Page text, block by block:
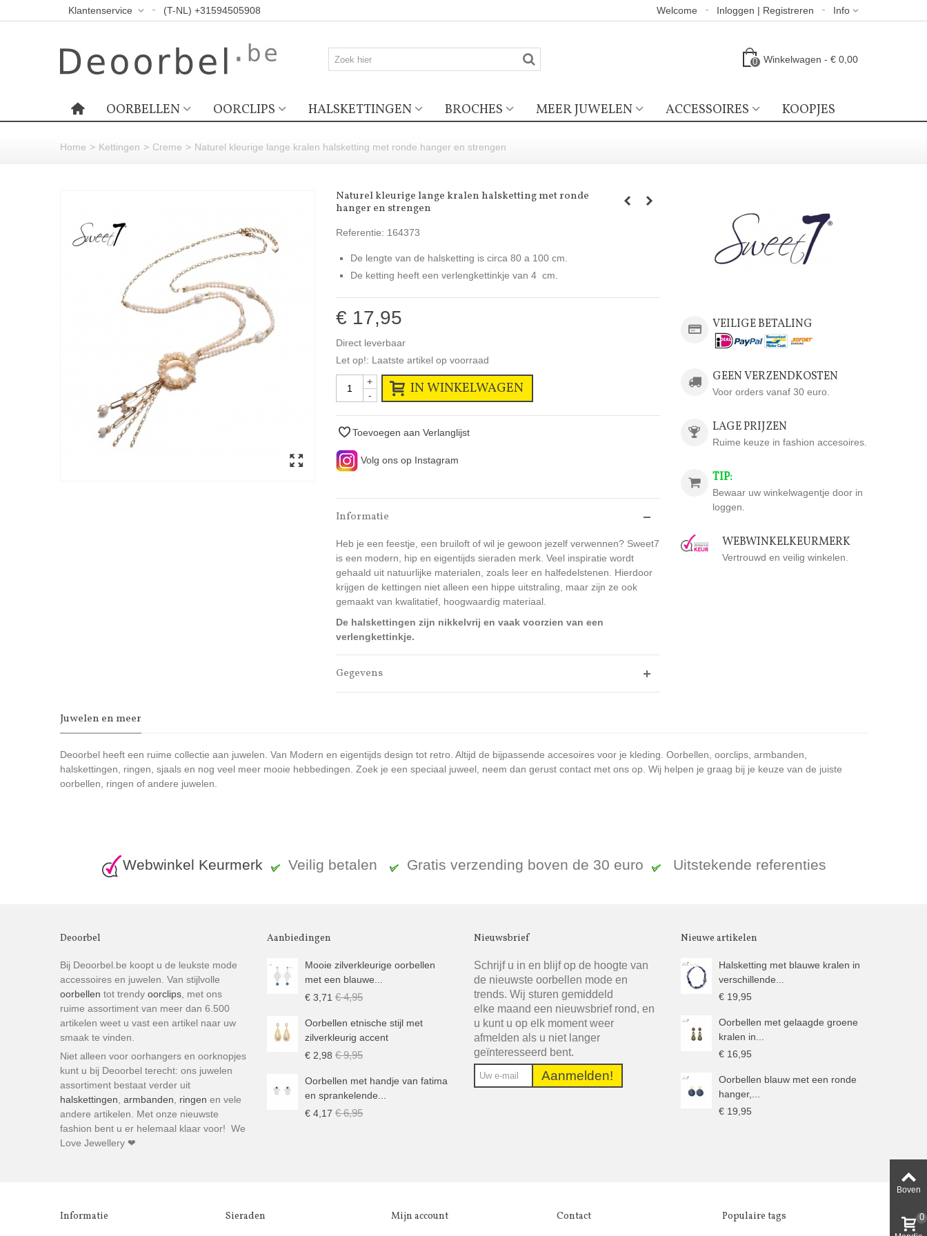
Klantenservice (T-NL) +31594505908 Info
Inloggen | Registreren
Welcome
0 Winkelwagen - € 0,00
OORBELLEN OORCLIPS HALSKETTINGEN BROCHES MEER JUWELEN ACCESSOIRES KOOPJES
Home > Kettingen > Creme > Naturel kleurige lange kralen halsketting met ronde hanger en strengen
Naturel kleurige lange kralen halsketting met ronde
hanger en strengen
Referentie: 164373
De lengte van de halsketting is circa 80 a 100 cm.
De ketting heeft een verlengkettinkje van 4 cm.
€ 17,95
Direct leverbaar
Let op!: Laatste artikel op voorraad
-
+ IN WINKELWAGEN
Toevoegen aan Verlanglijst
Volg ons op Instagram
Informatie
Heb je een feestje, een bruiloft of wil je gewoon jezelf verwennen? Sweet7
is een modern, hip en eigentijds sieraden merk. Veel inspiratie wordt
gehaald uit natuurlijke materialen, zoals leer en halfedelstenen. Hierdoor
krijgen de kettingen niet alleen een hippe uitstraling, maar zijn ze ook
gemaakt van kwalitatief, hoogwaardig materiaal.
De halskettingen zijn nikkelvrij en vaak voorzien van een
verlengkettinkje.
Gegevens
VEILIGE BETALING
GEEN VERZENDKOSTEN
Voor orders vanaf 30 euro.
LAGE PRIJZEN
Ruime keuze in fashion accesoires.
TIP:
Bewaar uw winkelwagentje door in
loggen.
WEBWINKELKEURMERK
Vertrouwd en veilig winkelen.
Juwelen en meer
Deoorbel heeft een ruime collectie aan juwelen. Van Modern en eigentijds design tot retro. Altijd de bijpassende accesoires voor je kleding. Oorbellen, oorclips, armbanden,
halskettingen, ringen, sjaals en nog veel meer mooie hebbedingen. Zoek je een speciaal juweel, neem dan gerust contact met ons op. Wij helpen je graag bij je keuze van de juiste
oorbellen, ringen of andere juwelen.
Webwinkel Keurmerk Veilig betalen Gratis verzending boven de 30 euro Uitstekende referenties
Deoorbel
Bij Deoorbel.be koopt u de leukste mode
accessoires en juwelen. Van stijlvolle
oorbellen tot trendy oorclips, met ons
ruime assortiment van meer dan 6.500
artikelen weet u vast een artikel naar uw
smaak te vinden.
Niet alleen voor oorhangers en oorknopjes
kunt u bij Deoorbel terecht: ons juwelen
assortiment bestaat verder uit
halskettingen, armbanden, ringen en vele
andere artikelen. Met onze nieuwste
fashion bent u er helemaal klaar voor! We
Love Jewellery ❤
Aanbiedingen
Mooie zilverkleurige oorbellen
met een blauwe...
€ 3,71 € 4,95
Oorbellen etnische stijl met
zilverkleurig accent
€ 2,98 € 9,95
Oorbellen met handje van fatima
en sprankelende...
€ 4,17 € 6,95
Nieuwsbrief
Schrijf u in en blijf op de hoogte van
de nieuwste oorbellen mode en
trends. Wij sturen gemiddeld
elke maand een nieuwsbrief rond, en
u kunt u op elk moment weer
afmelden als u niet langer
geïnteresseerd bent.
Aanmelden!
Nieuwe artikelen
Halsketting met blauwe kralen in
verschillende...
€ 19,95
Oorbellen met gelaagde groene
kralen in...
€ 16,95
Oorbellen blauw met een ronde
hanger,...
€ 19,95
Informatie Sieraden Mijn account Contact Populaire tags
Boven
0